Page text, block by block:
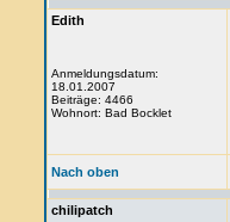
Edith
Anmeldungsdatum:
18.01.2007
Beiträge: 4466
Wohnort: Bad Bocklet
Nach oben
chilipatch